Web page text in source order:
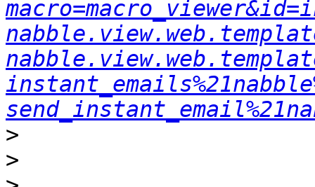
>
>